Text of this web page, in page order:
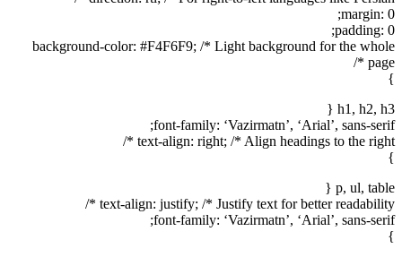
margin: 0;
padding: 0;
background-color: #F4F6F9; /* Light background for the whole
page */
}
h1, h2, h3 {
font-family: ‘Vazirmatn’, ‘Arial’, sans-serif;
text-align: right; /* Align headings to the right */
}
p, ul, table {
text-align: justify; /* Justify text for better readability */
font-family: ‘Vazirmatn’, ‘Arial’, sans-serif;
}